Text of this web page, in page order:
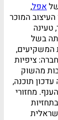
אפל,
המוכר
טעינה
בשל
המשקיעים,
ציפיות
מהשוק
תוכנה,
מחזורי